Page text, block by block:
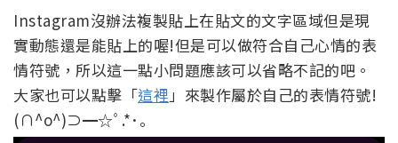
Instagram沒辦法複製貼上在貼文的文字區域但是現
實動態還是能貼上的喔!但是可以做符合自己心情的表
情符號，所以這一點小問題應該可以省略不記的吧。
大家也可以點擊「這裡」來製作屬於自己的表情符號!
(∩^o^)⊃━☆ﾟ.*･｡